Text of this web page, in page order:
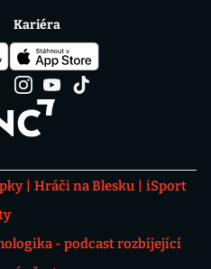
Hráči na Blesku
iSport
- podcast rozbíjející
Kariéra